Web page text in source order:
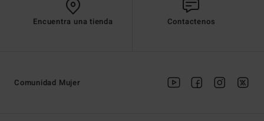
Encuentra una tienda Contactenos
Comunidad Mujer